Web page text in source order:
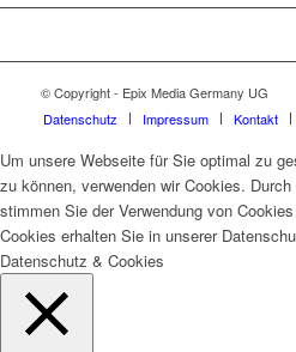
© Copyright - Epix Media Germany UG
Datenschutz
Impressum Kontakt
Um unsere Webseite für Sie optimal zu
zu können, verwenden wir Cookies.
stimmen Sie der Verwendung von
Cookies erhalten Sie in unserer
Datenschutz & Cookies